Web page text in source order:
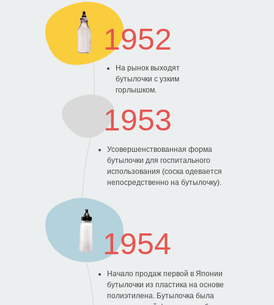
1952
На рынок выходят
бутылочки с узким
горлышком.
1954
Начало продаж первой в Японии
бутылочки из пластика на основе
полиэтилена. Бутылочка была
1953
Усовершенствованная форма
бутылочки для госпитального
использования (соска одевается
непосредственно на бутылочку).
0